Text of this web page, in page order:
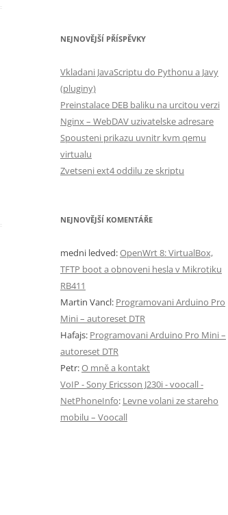
NEJNOVĚJŠÍ PŘÍSPĚVKY
Vkladani JavaScriptu do Pythonu a Javy
(pluginy)
Preinstalace DEB baliku na urcitou verzi
Nginx – WebDAV uzivatelske adresare
Spousteni prikazu uvnitr kvm qemu
virtualu
Zvetseni ext4 oddilu ze skriptu
NEJNOVĚJŠÍ KOMENTÁŘE
medni ledved:OpenWrt 8: VirtualBox,
TFTP boot a obnoveni hesla v Mikrotiku
RB411
Martin Vancl: Programovani Arduino Pro
Mini – autoreset DTR
Hafajs: Programovani Arduino Pro Mini –
autoreset DTR
Petr:O mně a kontakt
VoIP - Sony Ericsson J230i - voocall -
NetPhoneInfo: Levne volani ze stareho
mobilu – Voocall